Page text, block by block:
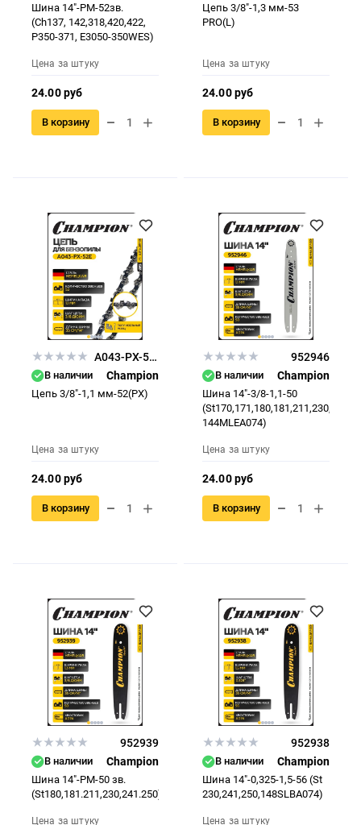
Шина 14"-РМ-52зв.
(Ch137, 142,318,420,422,
P350-371, E3050-350WES)
Цена за штуку
24.00 руб
В корзину
Цепь 3/8"-1,3 мм-53
PRO(L)
Цена за штуку
24.00 руб
В корзину
A043-PX-52E
В наличии Champion
Цепь 3/8"-1,1 мм-52(PX)
Цена за штуку
24.00 руб
В корзину
952946
В наличии Champion
Шина 14"-3/8-1,1-50
144MLEA074)
Цена за штуку
24.00 руб
В корзину
952939
В наличии Champion
Шина 14"-РМ-50 зв.
(St180,181.211,230,241.250)
Цена за штуку
952938
В наличии Champion
Шина 14"-0,325-1,5-56 (St
230,241,250,148SLBA074)
Цена за штуку